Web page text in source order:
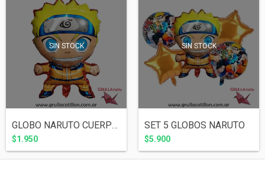
SIN STOCK
GLOBO NARUTO CUERPO 70 cm
$1.950
SIN STOCK
SET 5 GLOBOS NARUTO
$5.900